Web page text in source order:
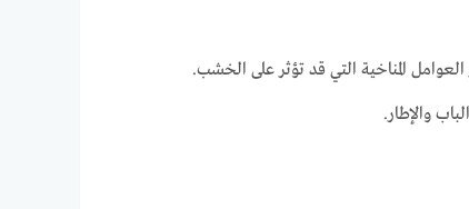
المناخية التي قد تؤثر على الخشب.
والإطار.